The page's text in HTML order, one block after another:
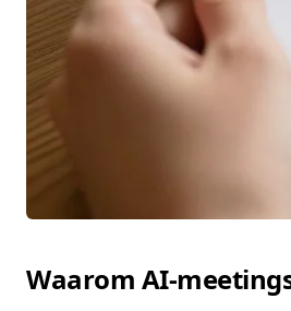
Waarom AI-